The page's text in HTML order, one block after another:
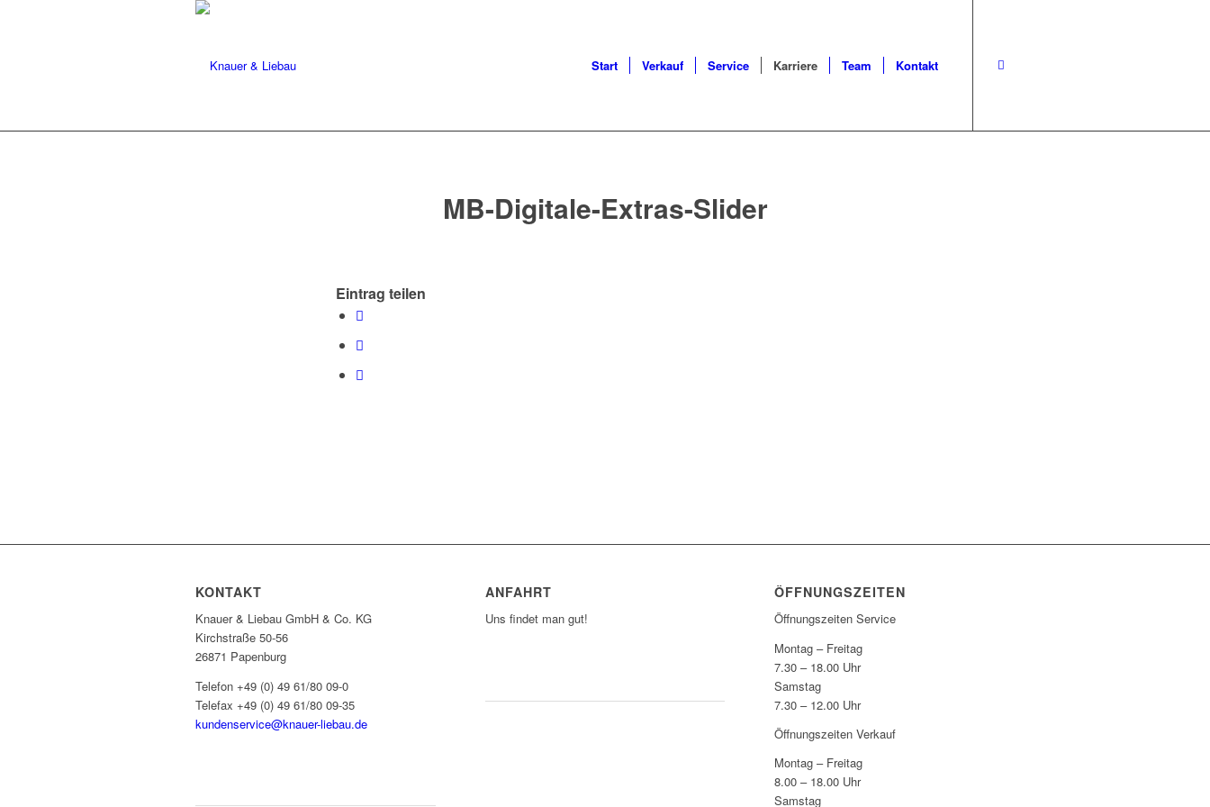
Start Verkauf Service Karriere Team Kontakt
MB-Digitale-Extras-Slider
Eintrag teilen
KONTAKT
Knauer & Liebau GmbH & Co. KG
Kirchstraße 50-56
26871 Papenburg
Telefon +49 (0) 49 61/80 09-0
Telefax +49 (0) 49 61/80 09-35
kundenservice@knauer-liebau.de
ANFAHRT
Uns findet man gut!
ÖFFNUNGSZEITEN
Öffnungszeiten Service
Montag – Freitag
7.30 – 18.00 Uhr
Samstag
7.30 – 12.00 Uhr
Öffnungszeiten Verkauf
Montag – Freitag
8.00 – 18.00 Uhr
Samstag